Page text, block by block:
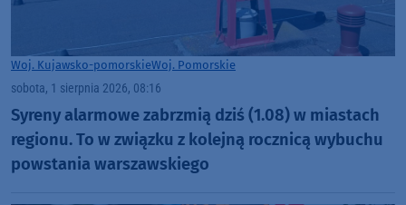
Woj. Kujawsko-pomorskieWoj. Pomorskie
sobota, 1 sierpnia 2026, 08:16
Syreny alarmowe zabrzmią dziś (1.08) w miastach
regionu. To w związku z kolejną rocznicą wybuchu
powstania warszawskiego